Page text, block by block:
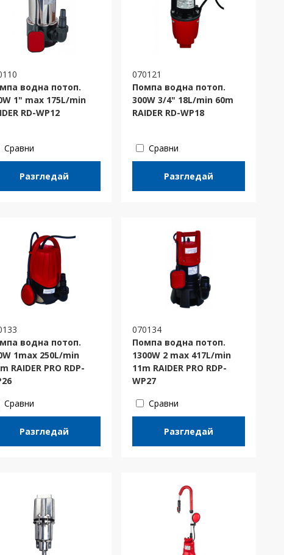
водна потоп.
1" max 175L/min
RD-WP12
Сравни
Разгледай
070121
Помпа водна потоп.
300W 3/4" 18L/min 60m
RAIDER RD-WP18
Сравни
Разгледай
водна потоп.
1max 250L/min
RAIDER PRO RDP-
Сравни
Разгледай
070134
Помпа водна потоп.
1300W 2 max 417L/min
11m RAIDER PRO RDP-
WP27
Сравни
Разгледай